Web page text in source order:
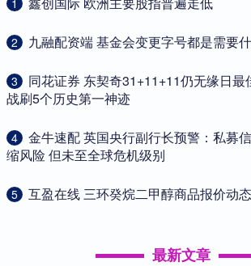
2 九融配资端 基金会变更字号都是需要
3
同花证券 东契奇31+11+11仍无缘日最
战刷5个历史第一神迹
4
金牛速配 英国央行副行长预警：私募
缩风险 但未至全球危机级别
5 互盈在线 三环癸烷二甲醇商品报价动
最新文章